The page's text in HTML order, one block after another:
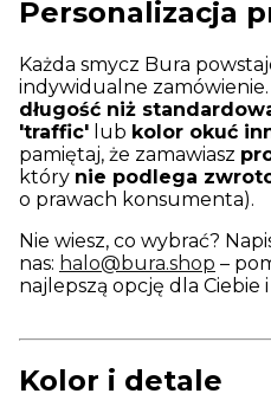
Personalizacja
Każda smycz Bura
indywidualne zamówienie.
długość niż
'traffic' lub kolor okuć
pamiętaj, że zamawiasz
który nie podlega
o prawach konsumenta).
Nie wiesz, co wybrać?
nas: halo@bura.shop –
najlepszą opcję dla Ciebie
Kolor i detale